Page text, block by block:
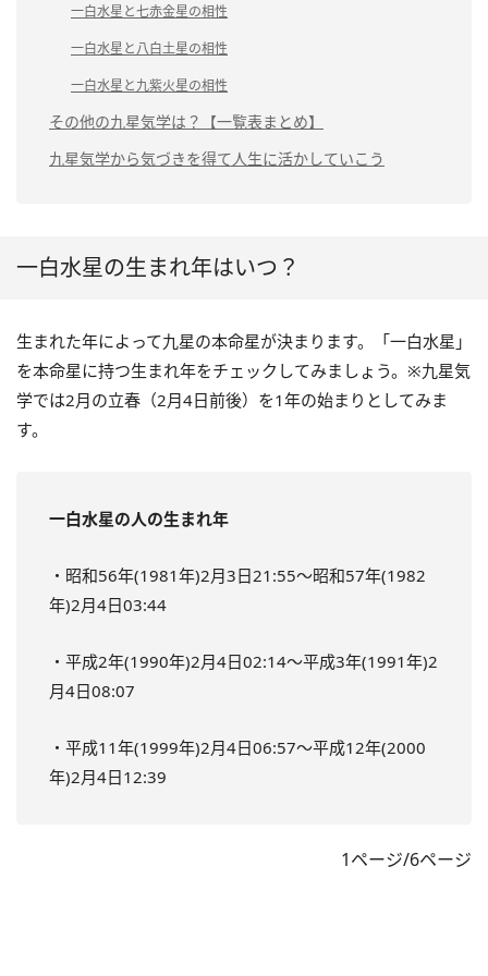
一白水星と七赤金星の相性
一白水星と八白土星の相性
一白水星と九紫火星の相性
その他の九星気学は？【一覧表まとめ】
九星気学から気づきを得て人生に活かしていこう
一白水星の生まれ年はいつ？
生まれた年によって九星の本命星が決まります。「一白水星」
を本命星に持つ生まれ年をチェックしてみましょう。※九星気
学では2月の立春（2月4日前後）を1年の始まりとしてみま
す。
一白水星の人の生まれ年
・昭和56年(1981年)2月3日21:55～昭和57年(1982
年)2月4日03:44
・平成2年(1990年)2月4日02:14～平成3年(1991年)2
月4日08:07
・平成11年(1999年)2月4日06:57～平成12年(2000
年)2月4日12:39
1ページ/6ページ